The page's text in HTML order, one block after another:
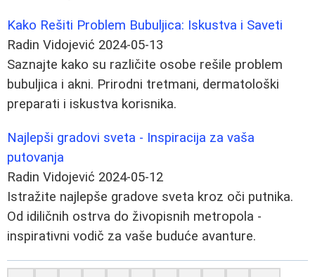
Kako Rešiti Problem Bubuljica: Iskustva i Saveti
Radin Vidojević 2024-05-13
Saznajte kako su različite osobe rešile problem
bubuljica i akni. Prirodni tretmani, dermatološki
preparati i iskustva korisnika.
Najlepši gradovi sveta - Inspiracija za vaša
putovanja
Radin Vidojević 2024-05-12
Istražite najlepše gradove sveta kroz oči putnika.
Od idiličnih ostrva do živopisnih metropola -
inspirativni vodič za vaše buduće avanture.